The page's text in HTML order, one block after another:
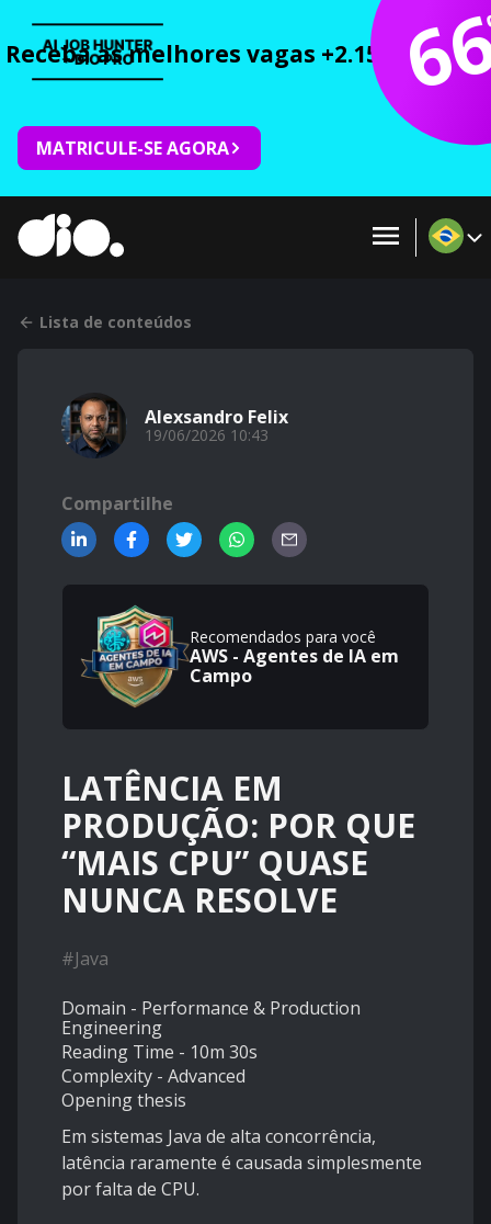
Receba as melhores vagas +2.150 cursos
MATRICULE-SE AGORA
Lista de conteúdos
Alexsandro Felix
19/06/2026 10:43
Compartilhe
Recomendados para você
AWS - Agentes de IA em
Campo
LATÊNCIA EM
PRODUÇÃO: POR QUE
“MAIS CPU” QUASE
NUNCA RESOLVE
#Java
Domain - Performance & Production
Engineering
Reading Time - 10m 30s
Complexity - Advanced
Opening thesis
Em sistemas Java de alta concorrência,
latência raramente é causada simplesmente
por falta de CPU.